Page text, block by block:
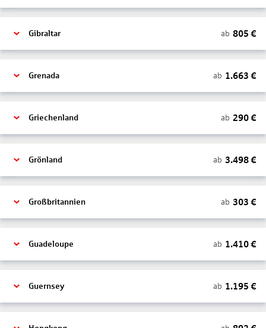
Gibraltar ab 805 €
Grenada ab 1.663 €
Griechenland ab 290€
Grönland ab 3.498€
Großbritannien ab 303 €
Guadeloupe ab 1.410€
Guernsey ab 1.195 €